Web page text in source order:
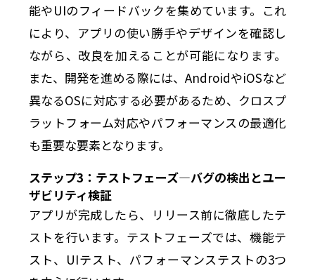
能やUIのフィードバックを集めています。これ
により、アプリの使い勝手やデザインを確認し
ながら、改良を加えることが可能になります。
また、開発を進める際には、AndroidやiOSなど
異なるOSに対応する必要があるため、クロスプ
ラットフォーム対応やパフォーマンスの最適化
も重要な要素となります。
ステップ3：テストフェーズ—バグの検出とユー
ザビリティ検証
アプリが完成したら、リリース前に徹底したテ
ストを行います。テストフェーズでは、機能テ
スト、UIテスト、パフォーマンステストの3つ